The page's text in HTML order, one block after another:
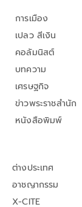
การเมือง
เปลว สีเงิน
คอลัมนิสต์
บทความ
เศรษฐกิจ
ข่าวพระราชสำนัก
หนังสือพิมพ์
ต่างประเทศ
อาชญากรรม
X-CITE